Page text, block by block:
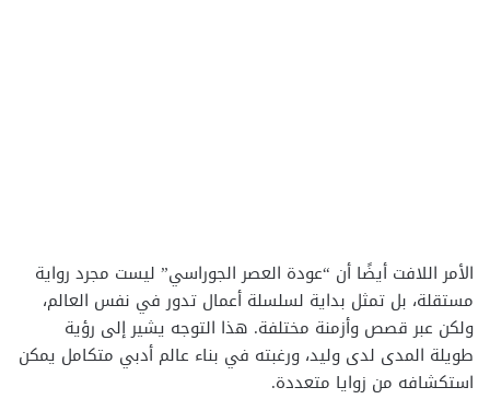
الأمر اللافت أيضًا أن “عودة العصر الجوراسي” ليست مجرد رواية
مستقلة، بل تمثل بداية لسلسلة أعمال تدور في نفس العالم،
ولكن عبر قصص وأزمنة مختلفة. هذا التوجه يشير إلى رؤية
طويلة المدى لدى وليد، ورغبته في بناء عالم أدبي متكامل يمكن
استكشافه من زوايا متعددة.